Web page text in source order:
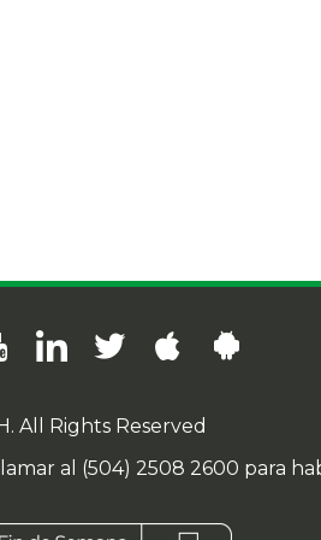
All Rights Reserved
al (504) 2508 2600 para